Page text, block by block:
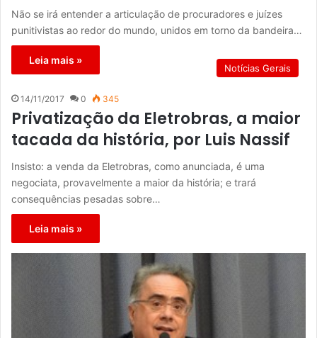
Não se irá entender a articulação de procuradores e juízes
punitivistas ao redor do mundo, unidos em torno da bandeira…
Leia mais »
Notícias Gerais
14/11/2017 0 345
Privatização da Eletrobras, a maior
tacada da história, por Luis Nassif
Insisto: a venda da Eletrobras, como anunciada, é uma
negociata, provavelmente a maior da história; e trará
consequências pesadas sobre…
Leia mais »